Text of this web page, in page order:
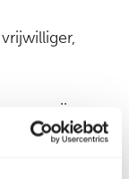
wij
je tijd. In